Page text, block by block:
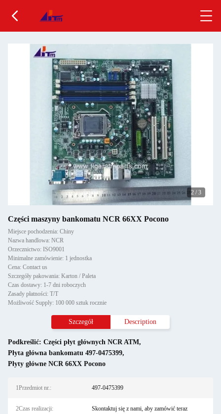
2 / 3
Części maszyny bankomatu NCR 66XX Pocono
Miejsce pochodzenia: Chiny
Nazwa handlowa: NCR
Orzecznictwo: ISO9001
Minimalne zamówienie: 1 jednostka
Cena: Contact us
Szczegóły pakowania: Karton / Paleta
Czas dostawy: 1-7 dni roboczych
Zasady płatności: T/T
Możliwość Supply: 100 000 sztuk rocznie
Szczegół Description
Podkreślić: Części płyt głównych NCR ATM,
Płyta główna bankomatu 497-0475399,
Płyty główne NCR 66XX Pocono
1Przedmiot nr.: 497-0475399
2Czas realizacji: Skontaktuj się z nami, aby zamówić teraz